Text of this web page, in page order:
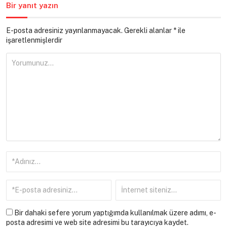
Bir yanıt yazın
E-posta adresiniz yayınlanmayacak. Gerekli alanlar *ile
işaretlenmişlerdir
Bir dahaki sefere yorum yaptığımda kullanılmak üzere adımı, e-
posta adresimi ve web site adresimi bu tarayıcıya kaydet.